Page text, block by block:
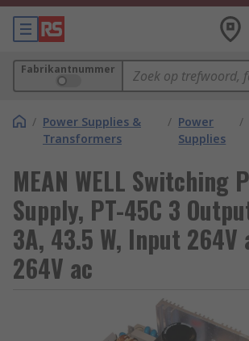
Fabrikantnummer
/ Power Supplies &
Transformers
/ Power
Supplies
/
MEAN WELL Switching
Supply, PT-45C 3
3A, 43.5 W, Input 264V
264V ac